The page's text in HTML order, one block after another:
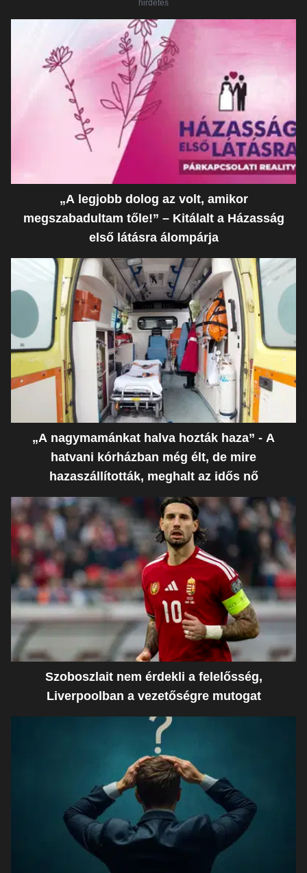
hirdetés
„A legjobb dolog az volt, amikor
megszabadultam tőle!” – Kitálalt a Házasság
első látásra álompárja
„A nagymamánkat halva hozták haza” - A
hatvani kórházban még élt, de mire
hazaszállították, meghalt az idős nő
Szoboszlait nem érdekli a felelősség,
Liverpoolban a vezetőségre mutogat